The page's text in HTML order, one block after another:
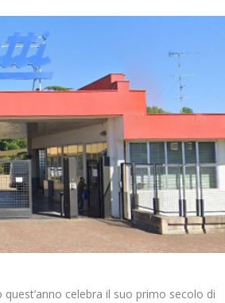
celebra il suo primo secolo di